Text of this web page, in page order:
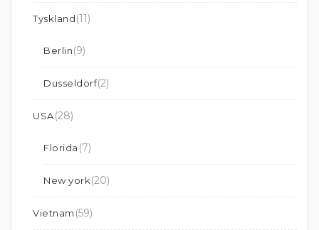
Tyskland(11)
Berlin(9)
Dusseldorf(2)
USA(28)
Florida (7)
New york(20)
Vietnam (59)